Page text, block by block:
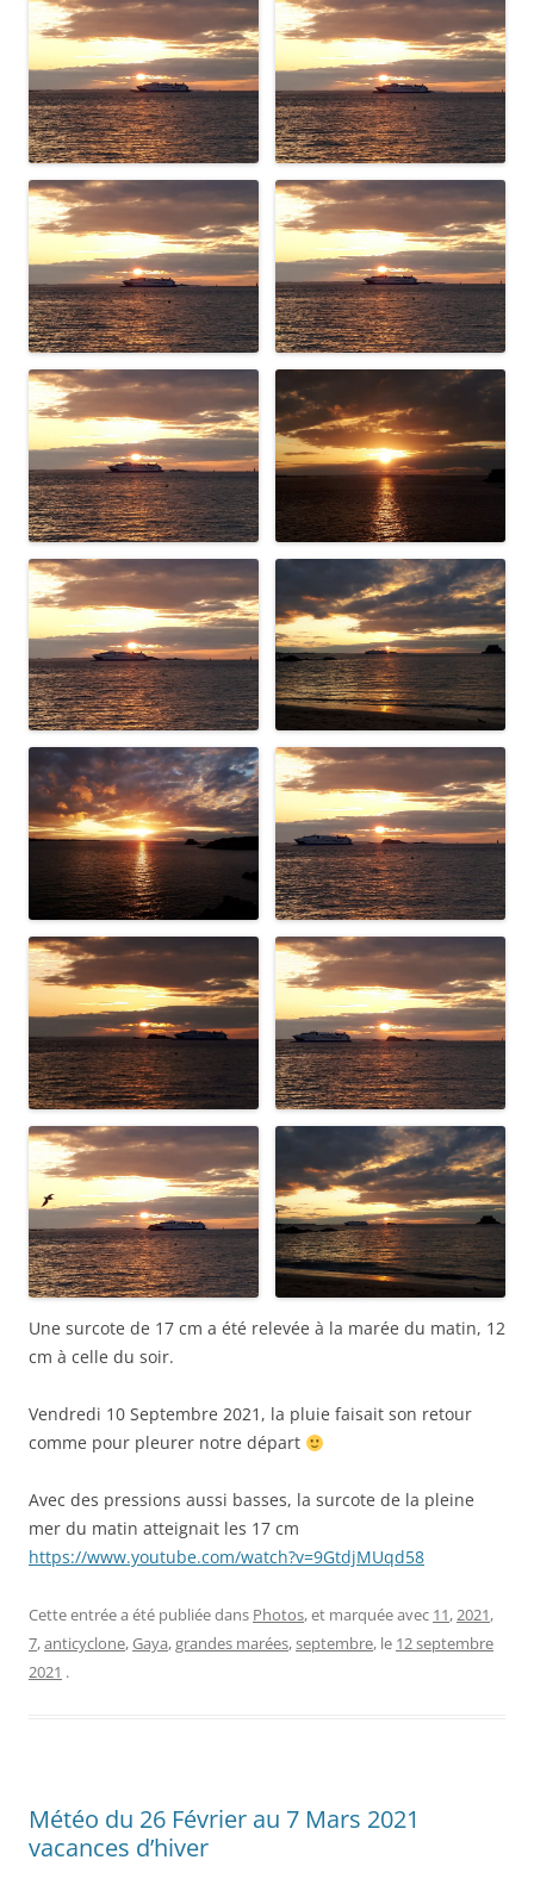
Une surcote de 17 cm a été relevée à la marée du matin, 12
cm à celle du soir.
Vendredi 10 Septembre 2021, la pluie faisait son retour
comme pour pleurer notre départ
Avec des pressions aussi basses, la surcote de la pleine
mer du matin atteignait les 17 cm
https://www.youtube.com/watch?v=9GtdjMUqd58
Cette entrée a été publiée dans Photos, et marquée avec 11,2021,
7,anticyclone,Gaya,grandes marées,septembre, le 12 septembre
2021 .
Météo du 26 Février au 7 Mars 2021
vacances d’hiver